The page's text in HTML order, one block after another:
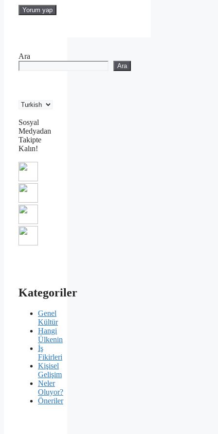
Ara
Ara
Sosyal
Medyadan
Takipte
Kalın!
Kategoriler
Genel
Kültür
Hangi
Ülkenin
İş
Fikirleri
Kişisel
Gelişim
Neler
Oluyor?
Öneriler